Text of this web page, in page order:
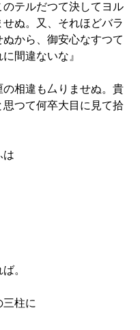
テルだつて決してヨル
ぬ。又、それほどバラ
から、御安心なすつて
間違ないな』
の相違も厶りませぬ。貴
つて何卒大目に見て拾
は
。
柱に